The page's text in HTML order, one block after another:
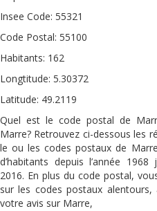
Insee Code: 55321
Code Postal: 55100
Habitants: 162
Longtitude: 5.30372
Latitude: 49.2119
Quel est le code postal de
Marre? Retrouvez ci-dessous les
le ou les codes postaux de
d’habitants depuis l’année
2016. En plus du code postal,
sur les codes postaux
votre avis sur Marre,